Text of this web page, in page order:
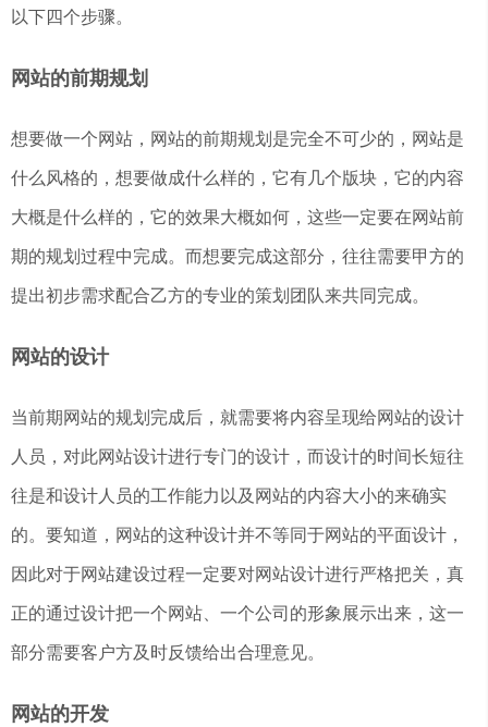
以下四个步骤。
网站的前期规划
想要做一个网站，网站的前期规划是完全不可少的，网站是
什么风格的，想要做成什么样的，它有几个版块，它的内容
大概是什么样的，它的效果大概如何，这些一定要在网站前
期的规划过程中完成。而想要完成这部分，往往需要甲方的
提出初步需求配合乙方的专业的策划团队来共同完成。
网站的设计
当前期网站的规划完成后，就需要将内容呈现给网站的设计
人员，对此网站设计进行专门的设计，而设计的时间长短往
往是和设计人员的工作能力以及网站的内容大小的来确实
的。要知道，网站的这种设计并不等同于网站的平面设计，
因此对于网站建设过程一定要对网站设计进行严格把关，真
正的通过设计把一个网站、一个公司的形象展示出来，这一
部分需要客户方及时反馈给出合理意见。
网站的开发